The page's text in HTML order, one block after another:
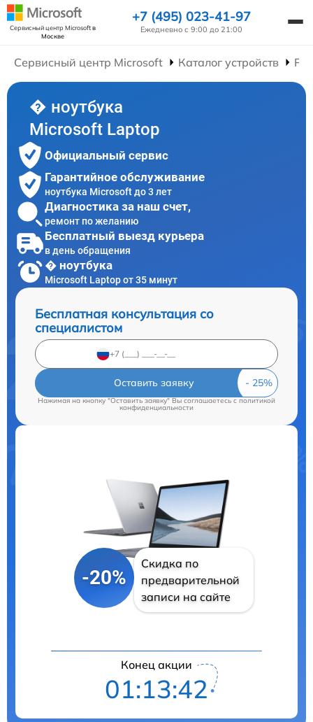
Сервисный центр Microsoftв
Москве
+7 (495) 023-41-97
Ежедневно с 9:00 до 21:00
Сервисный центр Microsoft Каталог устройств
� ноутбука
Microsoft Laptop
Официальный сервис
Гарантийное обслуживание
ноутбука Microsoft до 3 лет
Диагностика за наш счет,
ремонт по желанию
Бесплатный выезд курьера
в день обращения
� ноутбука
Microsoft Laptop от 35 минут
Бесплатная консультация со
специалистом
Оставить заявку
Нажимая на кнопку "Оставить заявку" Вы соглашаетесь cполитикой
конфиденциальности
-20%
Скидка по
предварительной
записи на сайте
Конец акции
01:13:41